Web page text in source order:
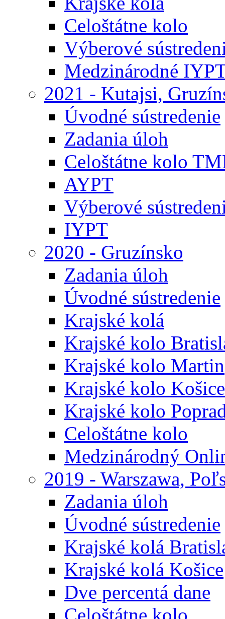
Celoštátne kolo
Výberové
Medzinárodné
2021 - Kutajsi,
Úvodné sústredenie
Zadania úloh
Celoštátne kolo
AYPT
Výberové
IYPT
2020 - Gruzínsko
Zadania úloh
Úvodné sústredenie
Krajské kolá
Krajské kolo
Krajské kolo Martin
Krajské kolo Košice
Krajské kolo
Celoštátne kolo
Medzinárodný
2019 - Warszawa,
Zadania úloh
Úvodné sústredenie
Krajské kolá
Krajské kolá Košice
Dve percentá dane